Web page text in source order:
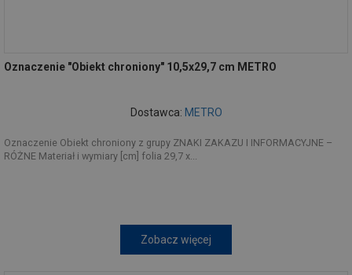
Oznaczenie "Obiekt chroniony" 10,5x29,7 cm METRO
Dostawca: METRO
Oznaczenie Obiekt chroniony z grupy ZNAKI ZAKAZU I INFORMACYJNE –
RÓŻNE Materiał i wymiary [cm] folia 29,7 x...
Zobacz więcej